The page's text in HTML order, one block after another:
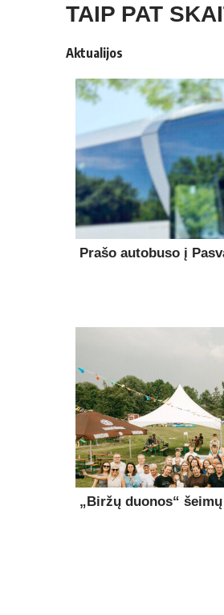
TAIP PAT
Aktualijos
Prašo autobuso į
„Biržų duonos“